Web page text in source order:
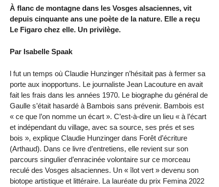
À flanc de montagne dans les Vosges alsaciennes, vit
depuis cinquante ans une poète de la nature. Elle a reçu
Le Figaro chez elle. Un privilège.
Par Isabelle Spaak
l fut un temps où Claudie Hunzinger n’hésitait pas à fermer sa
porte aux inopportuns. Le journaliste Jean Lacouture en avait
fait les frais dans les années 1970. Le biographe du général de
Gaulle s’était hasardé à Bambois sans prévenir. Bambois est
« ce que l’on nomme un écart ». C’est-à-dire un lieu « à l’écart
et indépendant du village, avec sa source, ses prés et ses
bois », explique Claudie Hunzinger dans Forêt d’écriture
(Arthaud). Dans ce livre d’entretiens, elle revient sur son
parcours singulier d’enracinée volontaire sur ce morceau
reculé des Vosges alsaciennes. Un « îlot vert » devenu son
biotope artistique et littéraire. La lauréate du prix Femina 2022